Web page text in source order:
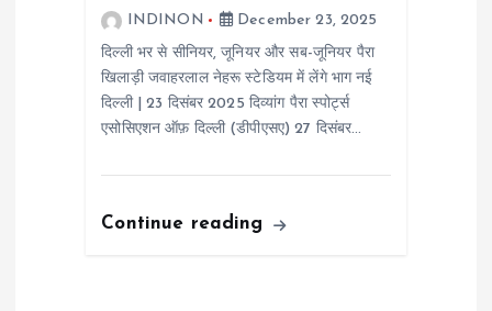
INDINON
December 23, 2025
दिल्ली भर से सीनियर, जूनियर और सब-जूनियर पैरा
खिलाड़ी जवाहरलाल नेहरू स्टेडियम में लेंगे भाग नई
दिल्ली | 23 दिसंबर 2025 दिव्यांग पैरा स्पोर्ट्स
एसोसिएशन ऑफ़ दिल्ली (डीपीएसए) 27 दिसंबर…
Continue reading